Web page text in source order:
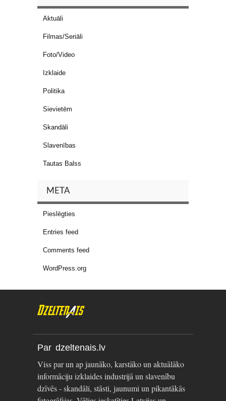
Aktuāli
Filmas/Seriāli
Foto/Video
Izklaide
Politika
Sievietēm
Skandāli
Slavenības
Tautas Balss
META
Pieslēgties
Entries feed
Comments feed
WordPress.org
Par dzeltenais.lv
Viss par un ap jaunāko, karstāko un aktuālāko
informāciju izklaides industrijā un slavenību
dzīvēs - skandāli, stāsti, jaunumi un pikantākās